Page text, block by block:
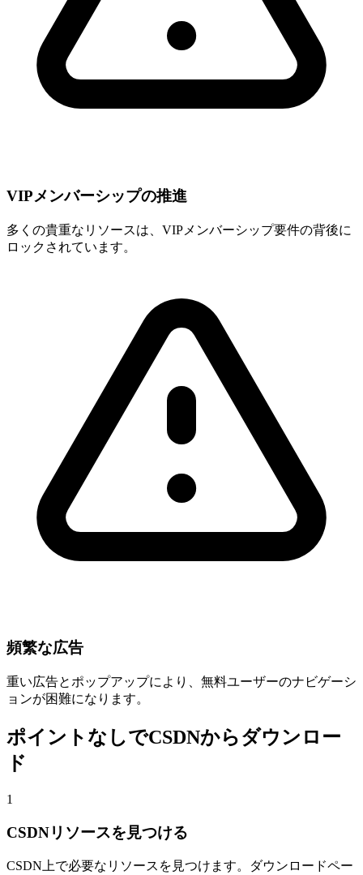
VIPメンバーシップの推進
多くの貴重なリソースは、VIPメンバーシップ要件の背後に
ロックされています。
頻繁な広告
重い広告とポップアップにより、無料ユーザーのナビゲーシ
ョンが困難になります。
ポイントなしでCSDNからダウンロー
ド
1
CSDNリソースを見つける
CSDN上で必要なリソースを見つけます。ダウンロードペー